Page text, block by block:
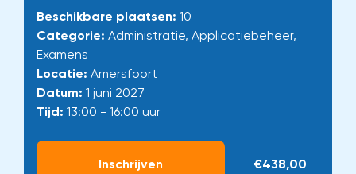
Beschikbare plaatsen: 10
Categorie: Administratie, Applicatiebeheer,
Examens
Locatie: Amersfoort
Datum: 1 juni 2027
Tijd: 13:00 - 16:00 uur
Inschrijven €438,00